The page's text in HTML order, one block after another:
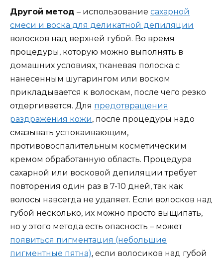
Другой метод – использование сахарной
смеси и воска для деликатной депиляции
волосков над верхней губой. Во время
процедуры, которую можно выполнять в
домашних условиях, тканевая полоска с
нанесенным шугарингом или воском
прикладывается к волоскам, после чего резко
отдергивается. Для предотвращения
раздражения кожи, после процедуры надо
смазывать успокаивающим,
противовоспалительным косметическим
кремом обработанную область. Процедура
сахарной или восковой депиляции требует
повторения один раз в 7-10 дней, так как
волосы навсегда не удаляет. Если волосков над
губой несколько, их можно просто выщипать,
но у этого метода есть опасность – может
появиться пигментация (небольшие
пигментные пятна), если волосиков над губой